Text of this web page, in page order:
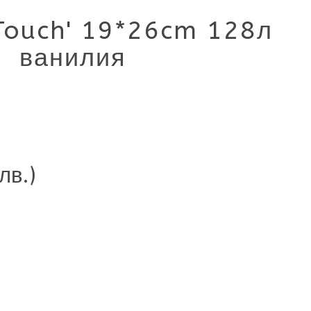
19*26cm 128л
ванилия